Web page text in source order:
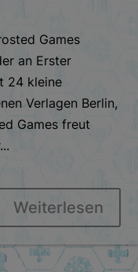
Games
an Erster
24 kleine
Verlagen Berlin,
Games freut
Weiterlesen